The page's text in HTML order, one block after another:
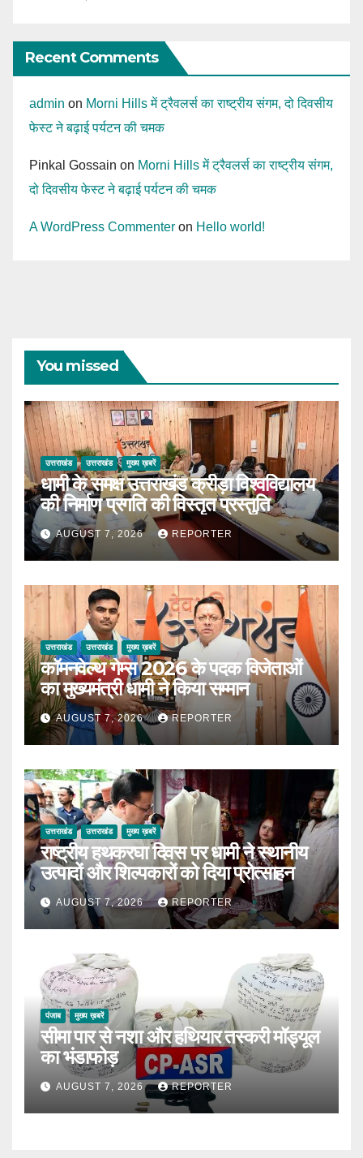
Recent Comments
admin on Morni Hills में ट्रैवलर्स का राष्ट्रीय संगम, दो दिवसीय
फेस्ट ने बढ़ाई पर्यटन की चमक
Pinkal Gossain on Morni Hills में ट्रैवलर्स का राष्ट्रीय संगम,
दो दिवसीय फेस्ट ने बढ़ाई पर्यटन की चमक
A WordPress Commenter on Hello world!
You missed
उत्तराखंड उत्तराखंड मुख्य ख़बरें
धामी के समक्ष उत्तराखंड क्रीड़ा विश्वविद्यालय
की निर्माण प्रगति की विस्तृत प्रस्तुति
AUGUST 7, 2026 REPORTER
उत्तराखंड उत्तराखंड मुख्य ख़बरें
कॉमनवेल्थ गेम्स 2026 के पदक विजेताओं
का मुख्यमंत्री धामी ने किया सम्मान
AUGUST 7, 2026 REPORTER
उत्तराखंड उत्तराखंड मुख्य ख़बरें
राष्ट्रीय हथकरघा दिवस पर धामी ने स्थानीय
उत्पादों और शिल्पकारों को दिया प्रोत्साहन
AUGUST 7, 2026 REPORTER
पंजाब मुख्य ख़बरें
सीमा पार से नशा और हथियार तस्करी मॉड्यूल
का भंडाफोड़
AUGUST 7, 2026 REPORTER